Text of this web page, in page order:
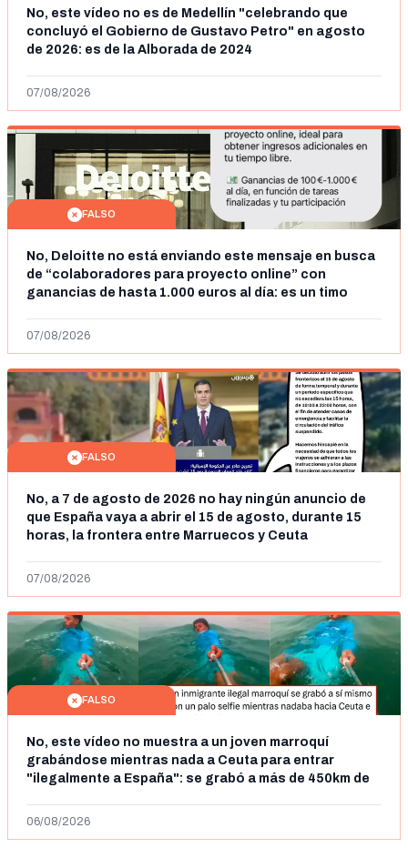
No, este vídeo no es de Medellín "celebrando que
concluyó el Gobierno de Gustavo Petro" en agosto
de 2026: es de la Alborada de 2024
07/08/2026
FALSO
No, Deloitte no está enviando este mensaje en busca
de “colaboradores para proyecto online” con
ganancias de hasta 1.000 euros al día: es un timo
07/08/2026
FALSO
No, a 7 de agosto de 2026 no hay ningún anuncio de
que España vaya a abrir el 15 de agosto, durante 15
horas, la frontera entre Marruecos y Ceuta
07/08/2026
FALSO
No, este vídeo no muestra a un joven marroquí
grabándose mientras nada a Ceuta para entrar
"ilegalmente a España": se grabó a más de 450km de
06/08/2026